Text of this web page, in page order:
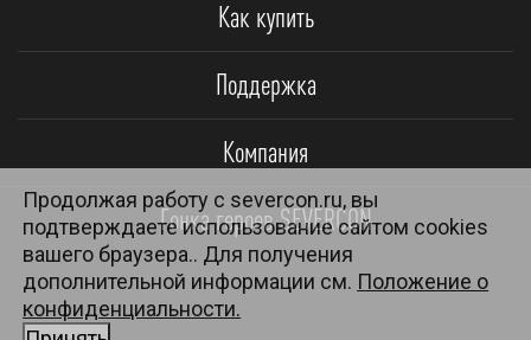
Как купить
Поддержка
Компания
Гонка героев SEVERCON
Продолжая работу с severcon.ru, вы
подтверждаете использование сайтом cookies
вашего браузера.. Для получения
дополнительной информации см. Положение о
конфиденциальности.